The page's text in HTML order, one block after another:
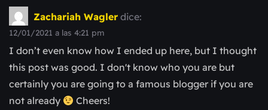
Zachariah Wagler dice:
12/01/2021 a las 4:21 pm
I don’t even know how I ended up here, but I thought
this post was good. I don't know who you are but
certainly you are going to a famous blogger if you are
not already
Cheers!